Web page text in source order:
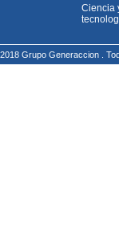
Ciencia
2018 Grupo Generaccion .